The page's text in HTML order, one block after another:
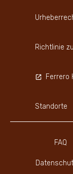
FAQ
Richtlinie
Ferrero
Standorte